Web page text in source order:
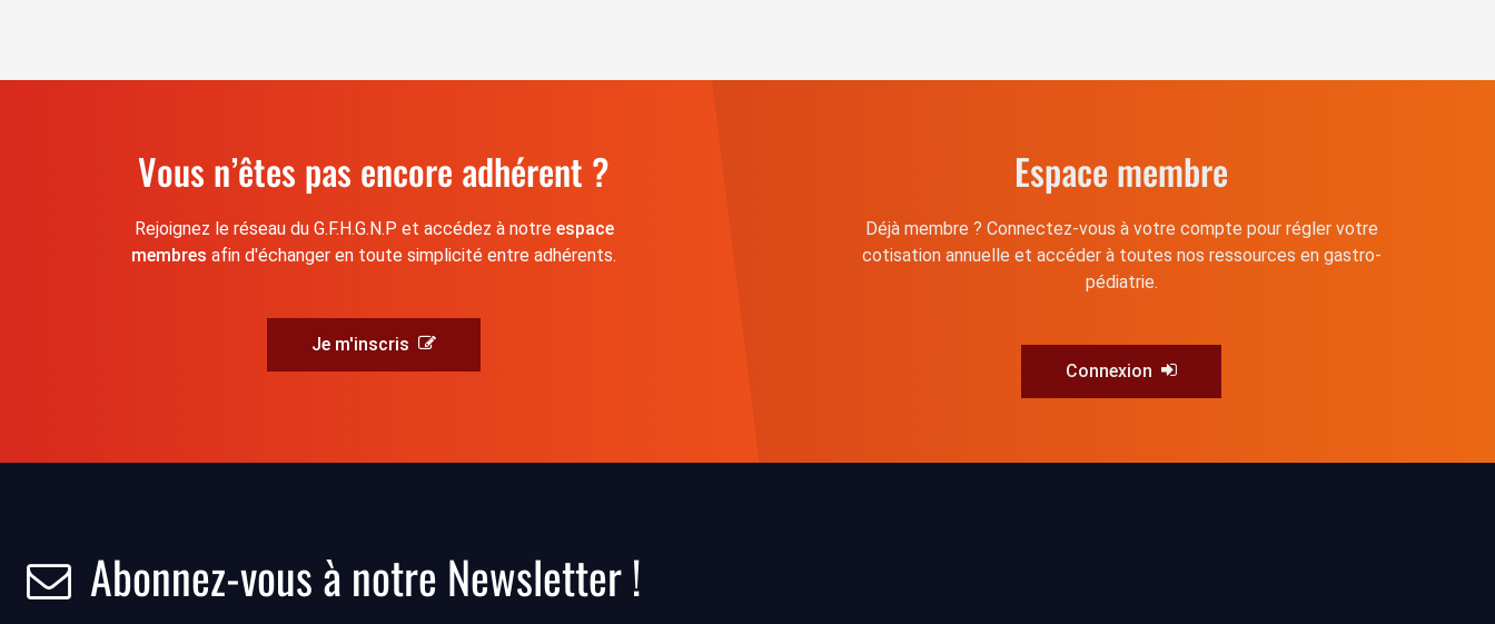
Vous n’êtes pas encore adhérent ?
Rejoignez le réseau du G.F.H.G.N.P et accédez à notre espace
membres afin d'échanger en toute simplicité entre adhérents.
Je m'inscris
Espace membre
Déjà membre ? Connectez-vous à votre compte pour régler votre
cotisation annuelle et accéder à toutes nos ressources en gastro-
pédiatrie.
Connexion
Abonnez-vous à notre Newsletter !